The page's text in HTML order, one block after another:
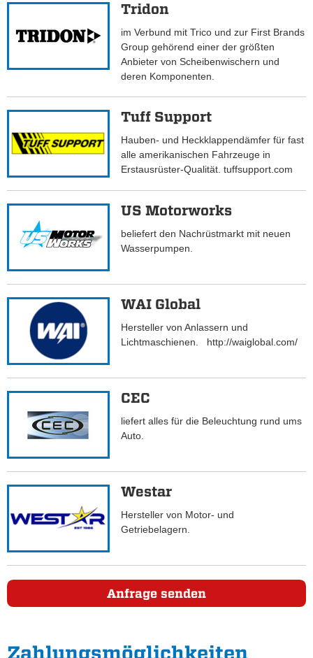
Tridon
im Verbund mit Trico und zur First Brands
Group gehörend einer der größten
Anbieter von Scheibenwischern und
deren Komponenten.
Tuff Support
Hauben- und Heckklappendämfer für fast
alle amerikanischen Fahrzeuge in
Erstausrüster-Qualität. tuffsupport.com
US Motorworks
beliefert den Nachrüstmarkt mit neuen
Wasserpumpen.
WAI Global
Hersteller von Anlassern und
Lichtmaschienen. http://waiglobal.com/
CEC
liefert alles für die Beleuchtung rund ums
Auto.
Westar
Hersteller von Motor- und
Getriebelagern.
Anfrage senden
Zahlungs­möglichkeiten